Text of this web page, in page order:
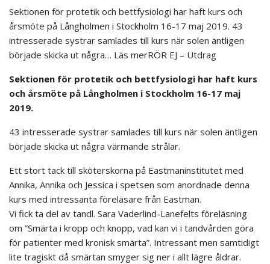
Sektionen för protetik och bettfysiologi har haft kurs och
årsmöte på Långholmen i Stockholm 16-17 maj 2019. 43
intresserade systrar samlades till kurs när solen äntligen
började skicka ut några… Läs merRÖR EJ – Utdrag
Sektionen för protetik och bettfysiologi har haft kurs
och årsmöte på Långholmen i Stockholm 16-17 maj
2019.
43 intresserade systrar samlades till kurs när solen äntligen
började skicka ut några värmande strålar.
Ett stort tack till sköterskorna på Eastmaninstitutet med
Annika, Annika och Jessica i spetsen som anordnade denna
kurs med intressanta föreläsare från Eastman.
Vi fick ta del av tandl. Sara Vaderlind-Lanefelts föreläsning
om ”Smärta i kropp och knopp, vad kan vi i tandvården göra
för patienter med kronisk smärta”. Intressant men samtidigt
lite tragiskt då smärtan smyger sig ner i allt lägre åldrar.